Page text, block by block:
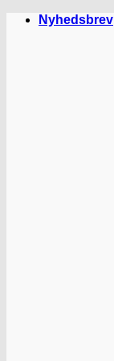
FortsætNyhedsbrev